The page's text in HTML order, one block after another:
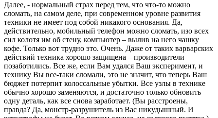
Далее, - нормальный страх перед тем, что что-то можно
сломать, на самом деле, при современном уровне развития
техники не имеет под собой никакого основания. Да,
действительно, мобильный телефон можно сломать, изо всех
сил колотя им об стену, компьютер – вылив на него чашку
кофе. Только вот трудно это. Очень. Даже от таких варварских
действий техника хорошо защищена – производители
позаботились. Все же, если Вам удался Ваш эксперимент, и
технику Вы все-таки сломали, это не значит, что теперь Ваш
бюджет потерпит колоссальные убытки. Все узлы в технике
обычно хорошо заменяются, и достаточно только обновить
одну деталь, как все снова заработает. (Вы расстроены,
правда? Да, монстр-разрушитель из Вас никудышный. И